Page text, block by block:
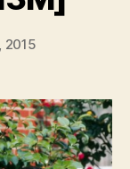
2015